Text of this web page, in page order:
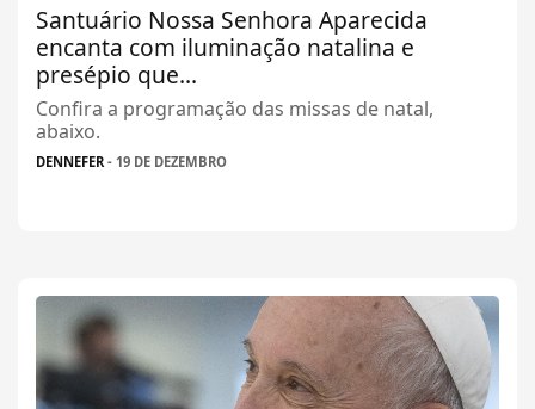
Santuário Nossa Senhora Aparecida
encanta com iluminação natalina e
presépio que...
Confira a programação das missas de natal,
abaixo.
DENNEFER- 19 DE DEZEMBRO